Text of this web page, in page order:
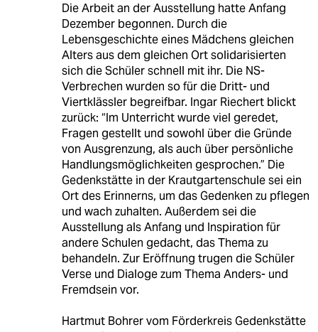
Die Arbeit an der Ausstellung hatte Anfang
Dezember begonnen. Durch die
Lebensgeschichte eines Mädchens gleichen
Alters aus dem gleichen Ort solidarisierten
sich die Schüler schnell mit ihr. Die NS-
Verbrechen wurden so für die Dritt- und
Viertklässler begreifbar. Ingar Riechert blickt
zurück: “Im Unterricht wurde viel geredet,
Fragen gestellt und sowohl über die Gründe
von Ausgrenzung, als auch über persönliche
Handlungsmöglichkeiten gesprochen.” Die
Gedenkstätte in der Krautgartenschule sei ein
Ort des Erinnerns, um das Gedenken zu pflegen
und wach zuhalten. Außerdem sei die
Ausstellung als Anfang und Inspiration für
andere Schulen gedacht, das Thema zu
behandeln. Zur Eröffnung trugen die Schüler
Verse und Dialoge zum Thema Anders- und
Fremdsein vor.
Hartmut Bohrer vom Förderkreis Gedenkstätte